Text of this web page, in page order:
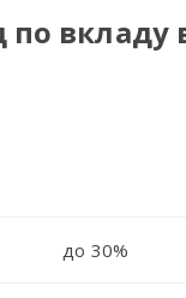
вкладу
до 30%